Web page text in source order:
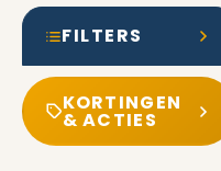
FILTERS
KORTINGEN
& ACTIES